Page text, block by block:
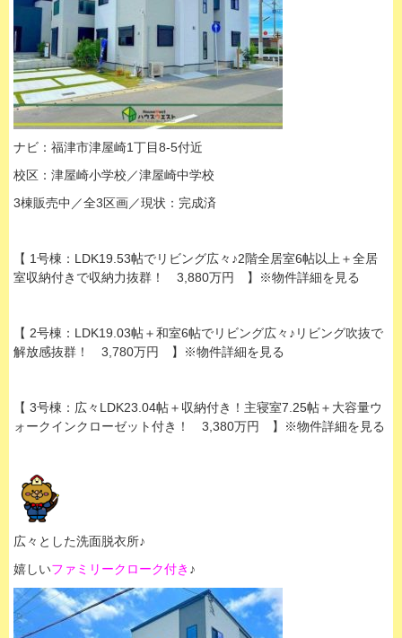
ナビ：福津市津屋崎1丁目8-5付近
校区：津屋崎小学校／津屋崎中学校
3棟販売中／全3区画／現状：完成済
【 1号棟：LDK19.53帖でリビング広々♪2階全居室6帖以上＋全居
室収納付きで収納力抜群！ 3,880万円 】※物件詳細を見る
【 2号棟：LDK19.03帖＋和室6帖でリビング広々♪リビング吹抜で
解放感抜群！ 3,780万円 】※物件詳細を見る
【 3号棟：広々LDK23.04帖＋収納付き！主寝室7.25帖＋大容量ウ
ォークインクローゼット付き！ 3,380万円 】※物件詳細を見る
広々とした洗面脱衣所♪
嬉しいファミリークローク付き ♪